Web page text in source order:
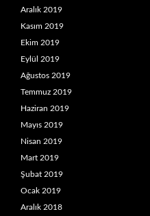
Aralık 2019
Kasım 2019
Ekim 2019
Eylül 2019
Ağustos 2019
Temmuz 2019
Haziran 2019
Mayıs 2019
Nisan 2019
Mart 2019
Şubat 2019
Ocak 2019
Aralık 2018